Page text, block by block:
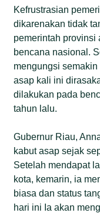
Kefrustrasian
dikarenakan tidak
pemerintah provinsi
bencana nasional.
mengungsi
asap kali ini
dilakukan pada
tahun lalu.
Gubernur Riau,
kabut asap sejak
Setelah mendapat
kota, kemarin, ia
biasa dan status
hari ini Ia akan